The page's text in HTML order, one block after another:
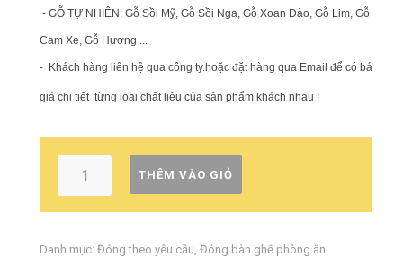
- GỖ TỰ NHIÊN: Gỗ Sồi Mỹ, Gỗ Sồi Nga, Gỗ Xoan Đào, Gỗ Lim, Gỗ
Cam Xe, Gỗ Hương ...
- Khách hàng liên hệ qua công ty.hoặc đặt hàng qua Email để có báo
giá chi tiết từng loại chất liệu của sản phẩm khách nhau !
THÊM VÀO GIỎ
Danh mục: Đóng theo yêu cầu, Đóng bàn ghế phòng ăn